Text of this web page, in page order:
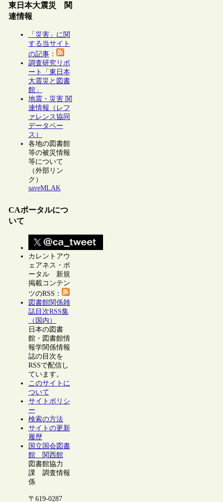
東日本大震災 関
連情報
「災害」に関
する当サイト
の記事：
調査研究リポ
ート「東日本
大震災と図書
館」
地震・災害 関
連情報（レフ
ァレンス協同
データベー
ス）
各地の図書館
等の被災情報
等について
（外部リン
ク）
saveMLAK
CAポータルにつ
いて
カレントアウ
ェアネス・ポ
ータル 新規
掲載コンテン
ツのRSS：
図書館関係雑
誌目次RSS集
（国内）
日本の図書
館・図書館情
報学関係情報
誌の目次を
RSSで配信し
ています。
このサイトに
ついて
サイトポリシ
ー
検索の方法
サイトの更新
履歴
国立国会図書
館 関西館
図書館協力
課 調査情報
係
〒619-0287